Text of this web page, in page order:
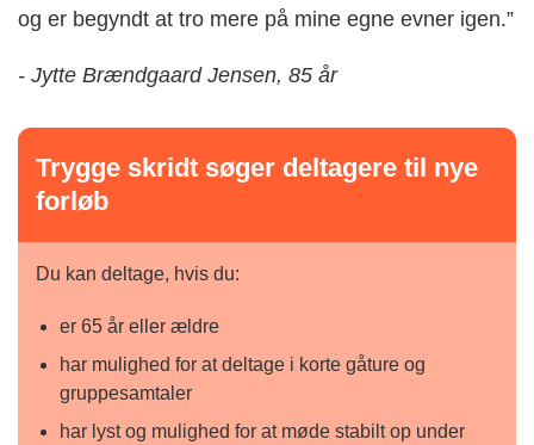
og er begyndt at tro mere på mine egne evner igen.”
- Jytte Brændgaard Jensen, 85 år
Trygge skridt søger deltagere til nye
forløb
Du kan deltage, hvis du:
er 65 år eller ældre
har mulighed for at deltage i korte gåture og
gruppesamtaler
har lyst og mulighed for at møde stabilt op under